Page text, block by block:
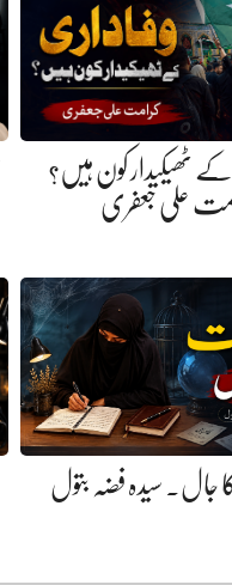
ٹھیکیدار کون ہیں؟
علی جعفری
جال. سیدہ فضہ بتول